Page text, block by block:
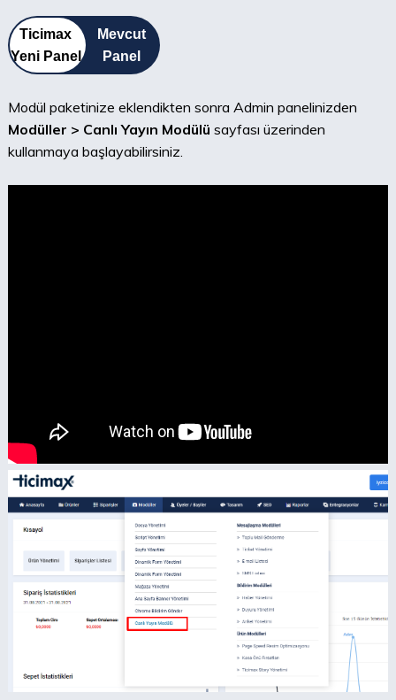
Ticimax
Yeni Panel
Mevcut
Panel
Modül paketinize eklendikten sonra Admin panelinizden
Modüller > Canlı Yayın Modülü sayfası üzerinden
kullanmaya başlayabilirsiniz.